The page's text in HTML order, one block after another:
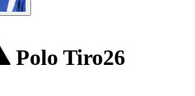
Polo Tiro26